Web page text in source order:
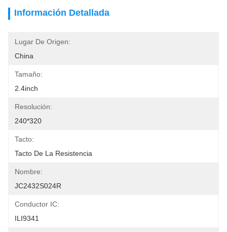
Información Detallada
Lugar De Origen:
China
Tamaño:
2.4inch
Resolución:
240*320
Tacto:
Tacto De La Resistencia
Nombre:
JC2432S024R
Conductor IC:
ILI9341